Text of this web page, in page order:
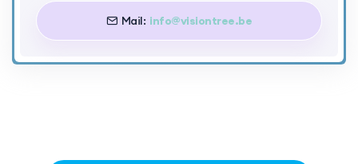
Mail: info@visiontree.be